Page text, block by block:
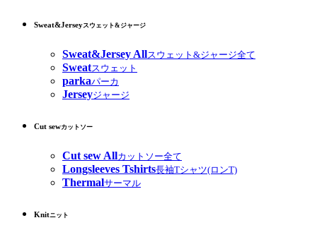
Sweat&Jerseyスウェット&ジャージ
Sweat&Jersey Allスウェット&ジャージ全て
Sweatスウェット
parkaパーカ
Jerseyジャージ
Cut sewカットソー
Cut sew Allカットソー全て
Longsleeves Tshirts長袖Tシャツ(ロンT)
Thermalサーマル
Knitニット